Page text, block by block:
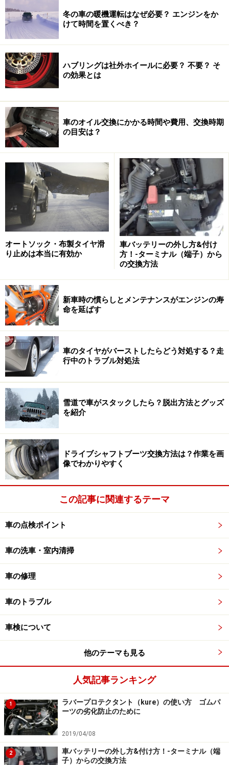
特に、しばらく乗っていないクルマのエンジンを掛ける
と、オイル通路に残っていたオイルが下がっているた
め、より遅れが多く発生します。摩耗が進行しているエ
ンジンでは、始動直後にカタカタカタなどと特有の打音
を発生することもあります。このようなエンジンでは、
オイルフィルターを新品にした時にも似たような現象が
発生します。
つまり、新品にしたフィルターをオイルが満たすのにタ
イムラグが生じ、数秒ではあるもののオイルの供給不足
を起こしていると考えられます。人に例えると、立ちく
らみのような現象です。
これを極力避けようとした場合、エンジンをスターター
で空回ししてから始動するとか、始動前に別のポンプで
オイルを循環させてからスターターを回すなどの方法が
考えられますが、特殊な操作や機器が必要になるので、
一般的ではありません。良質のオイルを使うのが、せめ
てもの対策でしょう。
エンジン摩耗の原因2. 冷間始動
エンジンが気温と同じくらいに冷えている状態を冷間
（時）と呼びます。この時のエンジン始動を冷間始動な
どと呼びます。エンジンが冷え切っている状態ではガソ
リンが気化しにくいので、始動性を良くするために、暖
まっている時（温間）よりもかなり多くの燃料が供給さ
ガソリンは、エンジン内に入るとすぐに気化されるよう
っていくといっても過言ではありません。燃料噴射式の
場合、霧状で噴射されますが流れの中で吸気ポートの壁
面やバルブに付着したガソリンは滴になっていることも
多いものです。
してしまい金属表面を露出させてしまうため、潤滑不足
になったり、燃焼ガスの硫酸分が表面を腐食させるなど
の摩耗促進作用をしてしまいます。
ちなみに、そもそも気体の燃料を使う天然ガスエンジン
などでは、冷間始動時の燃料増量はないそうです。考え
冬の車の暖機運転はなぜ必要？ エンジンをか
けて時間を置くべき？
ハブリングは社外ホイールに必要？ 不要？ そ
の効果とは
車のオイル交換にかかる時間や費用、交換時期
の目安は？
オートソック・布製タイヤ滑
り止めは本当に有効か
車バッテリーの外し方&付け
方！-ターミナル（端子）から
の交換方法
新車時の慣らしとメンテナンスがエンジンの寿
命を延ばす
車のタイヤがバーストしたらどう対処する？走
行中のトラブル対処法
雪道で車がスタックしたら？脱出方法とグッズ
を紹介
ドライブシャフトブーツ交換方法は？作業を画
像でわかりやすく
この記事に関連するテーマ
車の点検ポイント
車の洗車・室内清掃
車の修理
車のトラブル
車検について
他のテーマも見る
人気記事ランキング
1
ラバープロテクタント（kure）の使い方 ゴムパ
ーツの劣化防止のために
2019/04/08
2
車バッテリーの外し方&付け方！-ターミナル（端
子）からの交換方法